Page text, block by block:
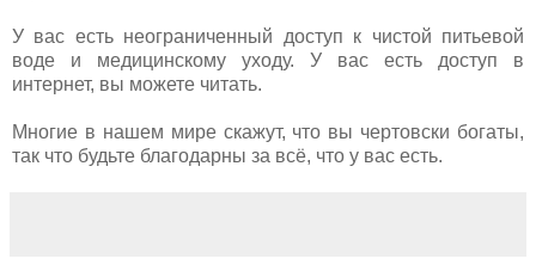
У вас есть неограниченный доступ к чистой питьевой
воде и медицинскому уходу. У вас есть доступ в
интернет, вы можете читать.
Многие в нашем мире скажут, что вы чертовски богаты,
так что будьте благодарны за всё, что у вас есть.